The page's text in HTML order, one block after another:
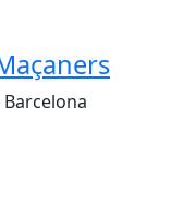
Barcelona